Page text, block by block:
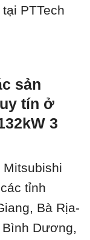
PTTech
sản
tín ở
3
Mitsubishi
tỉnh
Bà Rịa-
Dương,